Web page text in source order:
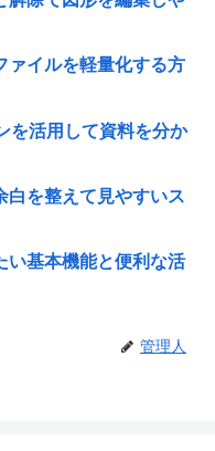
ァイルを軽量化する方
を活用して資料を分か
白を整えて見やすいス
い基本機能と便利な活
管理人